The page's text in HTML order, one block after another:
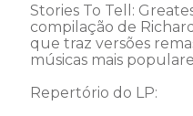
Stories To Tell:
compilação de
que traz versões
músicas mais
Repertório do LP: